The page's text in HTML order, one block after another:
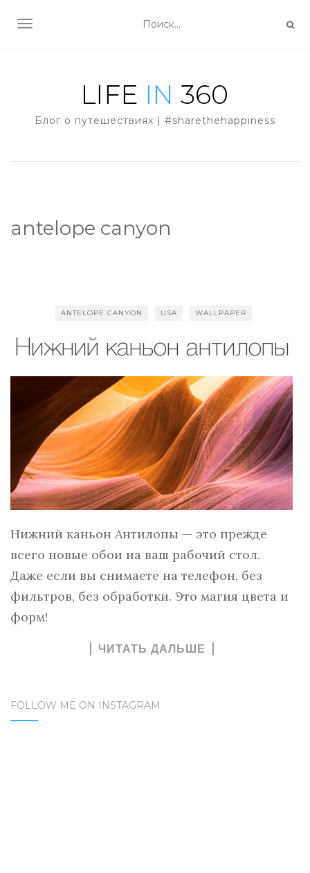
TOGGLE NAVIGATION
Блог о путешествиях | #sharethehappiness
antelope canyon
ANTELOPE CANYON USA WALLPAPER
Нижний каньон антилопы
Нижний каньон Антилопы — это прежде
всего новые обои на ваш рабочий стол.
Даже если вы снимаете на телефон, без
фильтров, без обработки. Это магия цвета и
форм!
ЧИТАТЬ ДАЛЬШЕ
FOLLOW ME ON INSTAGRAM